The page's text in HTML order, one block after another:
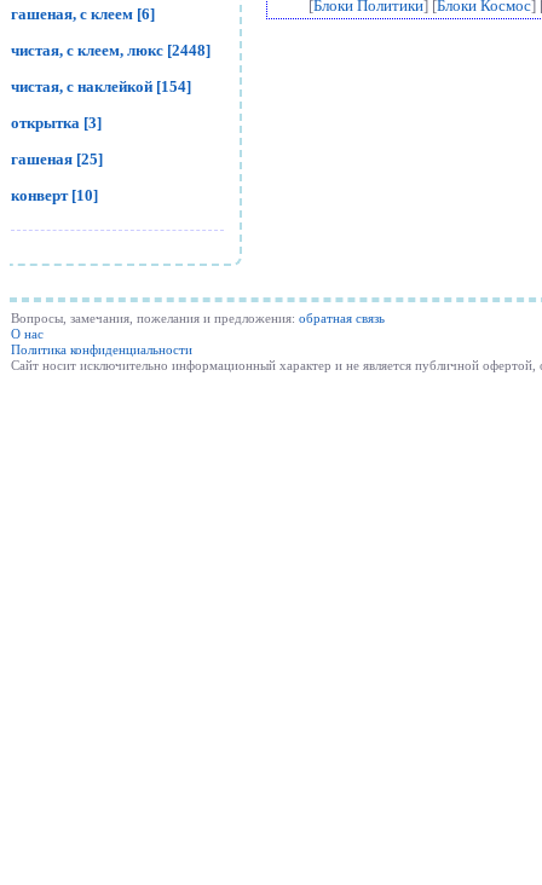
гашеная, с клеем [6]
чистая, с клеем, люкс [2448]
чистая, с наклейкой [154]
открытка [3]
гашеная [25]
конверт [10]
[Блоки Политики] [Блоки Космос]
Вопросы, замечания, пожелания и предложения: обратная связь
О нас
Политика конфиденциальности
Cайт носит исключительно информационный характер и не является публичной